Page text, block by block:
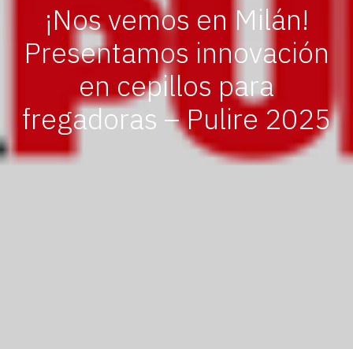
¡Nos vemos en Milán!
Presentamos innovación
en cepillos para
fregadoras – Pulire 2025